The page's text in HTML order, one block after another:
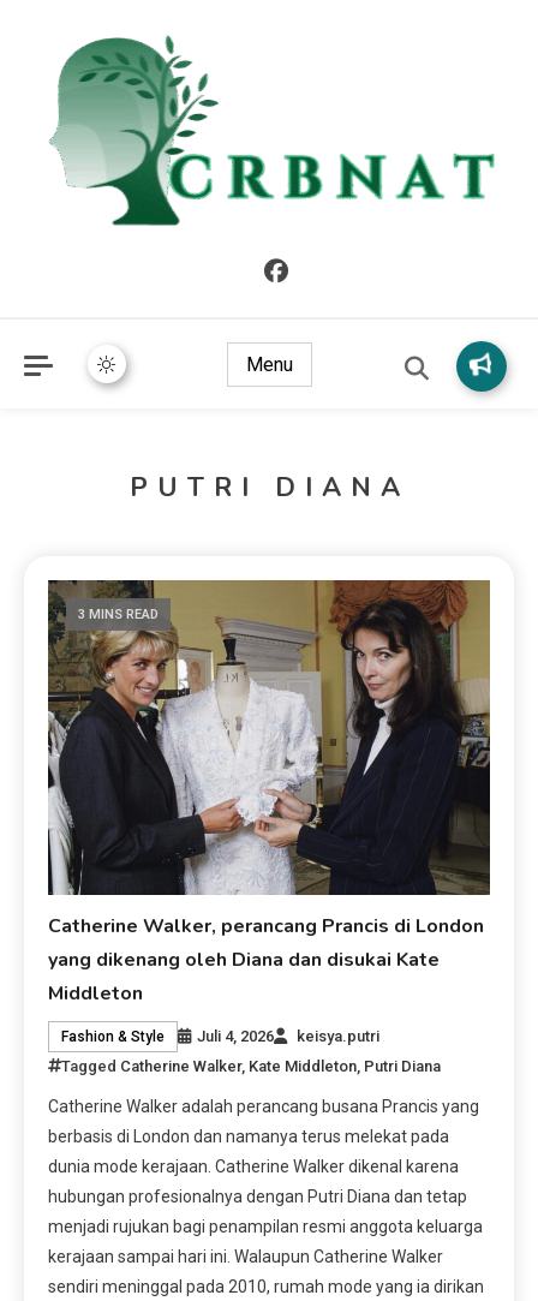
Menu
PUTRI DIANA
3 MINS READ
Catherine Walker, perancang Prancis di London
yang dikenang oleh Diana dan disukai Kate
Middleton
Fashion & Style Juli 4, 2026
keisya.putri
Tagged Catherine Walker, Kate Middleton Putri Diana
Catherine Walker adalah perancang busana Prancis yang
berbasis di London dan namanya terus melekat pada
dunia mode kerajaan. Catherine Walker dikenal karena
hubungan profesionalnya dengan Putri Diana dan tetap
menjadi rujukan bagi penampilan resmi anggota keluarga
kerajaan sampai hari ini. Walaupun Catherine Walker
sendiri meninggal pada 2010, rumah mode yang ia dirikan